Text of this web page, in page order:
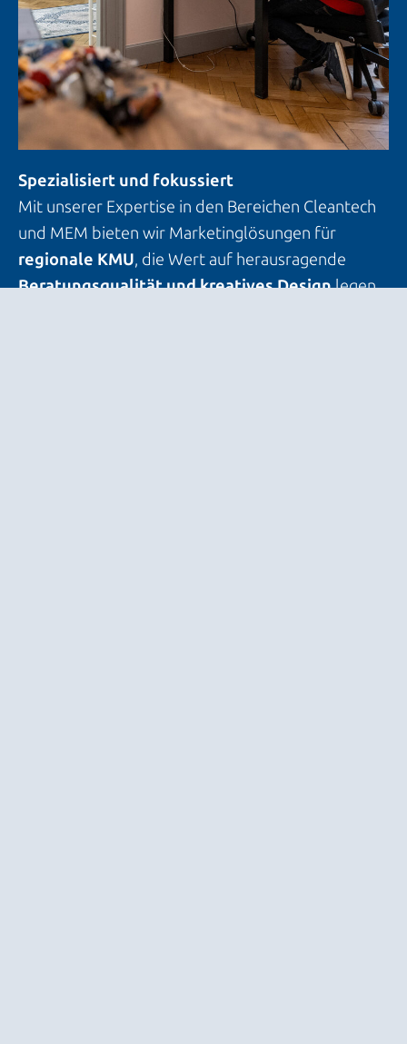
Spezialisiert und fokussiert
Mit unserer Expertise in den Bereichen Cleantech
und MEM bieten wir Marketinglösungen für
regionale KMU, die Wert auf herausragende
Beratungsqualität und kreatives Designlegen.